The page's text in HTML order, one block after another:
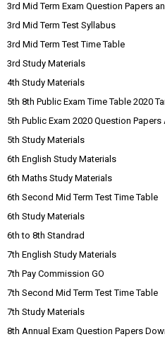
3rd Mid Term Exam Question Papers
3rd Mid Term Test Syllabus
3rd Mid Term Test Time Table
3rd Study Materials
4th Study Materials
5th 8th Public Exam Time Table 2020
5th Public Exam 2020 Question
5th Study Materials
6th English Study Materials
6th Maths Study Materials
6th Second Mid Term Test Time Table
6th Study Materials
6th to 8th Standrad
7th English Study Materials
7th Pay Commission GO
7th Second Mid Term Test Time Table
7th Study Materials
8th Annual Exam Question Papers